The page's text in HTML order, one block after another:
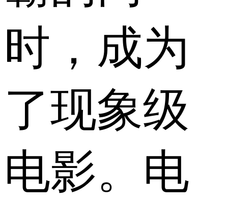
时，成为
了现象级
电影。电